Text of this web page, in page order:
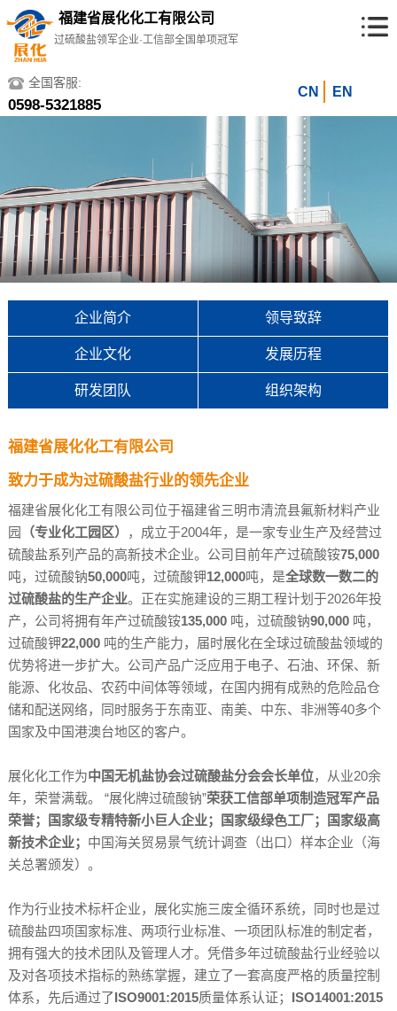
福建省展化化工有限公司
过硫酸盐领军企业·工信部全国单项冠军
全国客服:
0598-5321885
CN EN
企业简介 领导致辞
企业文化 发展历程
研发团队 组织架构
福建省展化化工有限公司
致力于成为过硫酸盐行业的领先企业
福建省展化化工有限公司位于福建省三明市清流县氟新材料产业
园
（专业化工园区）
，成立于2004年，是一家专业生产及经营过
硫酸盐系列产品的高新技术企业。公司目前年产过硫酸铵75,000
吨，过硫酸钠50,000吨，过硫酸钾12,000吨，是全球数一数二的
过硫酸盐的生产企业。正在实施建设的三期工程计划于2026年投
产，公司将拥有年产过硫酸铵135,000吨，过硫酸钠90,000吨，
过硫酸钾22,000吨的生产能力，届时展化在全球过硫酸盐领域的
优势将进一步扩大。公司产品广泛应用于电子、石油、环保、新
能源、化妆品、农药中间体等领域，在国内拥有成熟的危险品仓
储和配送网络，同时服务于东南亚、南美、中东、非洲等40多个
国家及中国港澳台地区的客户。
展化化工作为中国无机盐协会过硫酸盐分会会长单位，从业20余
年，荣誉满载。 “展化牌过硫酸钠”荣获工信部单项制造冠军产品
荣誉；国家级专精特新小巨人企业；国家级绿色工厂；国家级高
新技术企业； 中国海关贸易景气统计调查（出口）样本企业（海
关总署颁发）。
作为行业技术标杆企业，展化实施三废全循环系统，同时也是过
硫酸盐四项国家标准、两项行业标准、一项团队标准的制定者，
拥有强大的技术团队及管理人才。凭借多年过硫酸盐行业经验以
及对各项技术指标的熟练掌握，建立了一套高度严格的质量控制
体系，先后通过了ISO9001:2015质量体系认证； ISO14001:2015